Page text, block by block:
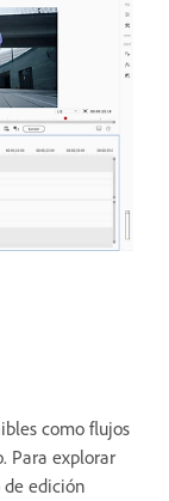
como flujos
Para explorar
de edición